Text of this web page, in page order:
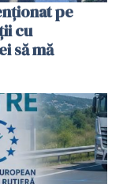
pe
cu
să mă